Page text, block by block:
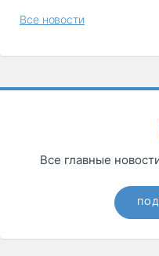
Все новости
Все главные